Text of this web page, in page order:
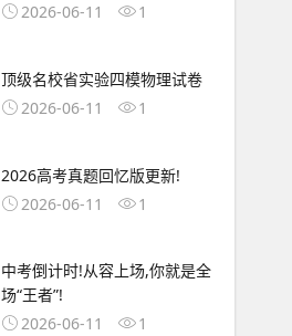
2026-06-11
1
顶级名校省实验四模物理试卷
2026-06-11
1
2026高考真题回忆版更新!
2026-06-11
1
中考倒计时!从容上场,你就是全
场“王者”!
2026-06-11
1